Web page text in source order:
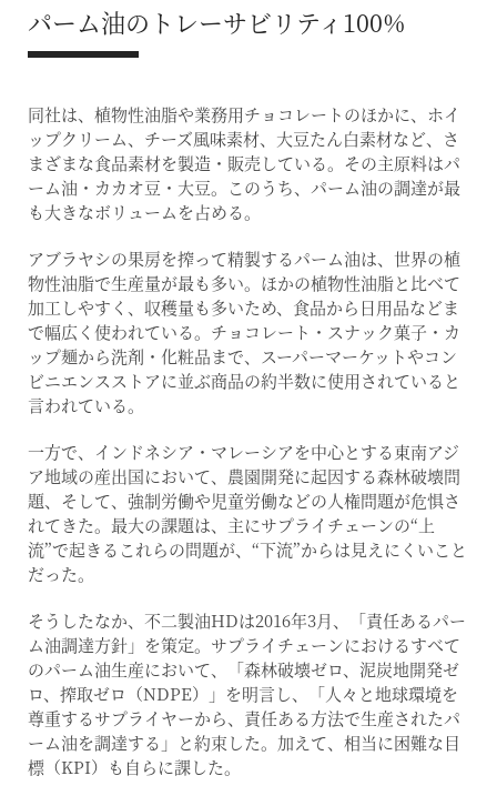
パーム油のトレーサビリティ100%
同社は、植物性油脂や業務⽤チョコレートのほかに、ホイ
ップクリーム、チーズ風味素材、⼤⾖たん⽩素材など、さ
まざまな⾷品素材を製造・販売している。その主原料はパ
ーム油・カカオ豆・⼤⾖。このうち、パーム油の調達が最
も大きなボリュームを占める。
アブラヤシの果房を搾って精製するパーム油は、世界の植
物性油脂で生産量が最も多い。ほかの植物性油脂と比べて
加工しやすく、収穫量も多いため、食品から日用品などま
で幅広く使われている。チョコレート・スナック菓子・カ
ップ麺から洗剤・化粧品まで、スーパーマーケットやコン
ビニエンスストアに並ぶ商品の約半数に使用されていると
言われている。
一方で、インドネシア・マレーシアを中心とする東南アジ
ア地域の産出国において、農園開発に起因する森林破壊問
題、そして、強制労働や児童労働などの人権問題が危惧さ
れてきた。最大の課題は、主にサプライチェーンの“上
流”で起きるこれらの問題が、“下流”からは見えにくいこと
だった。
そうしたなか、不二製油HDは2016年3月、「責任あるパー
ム油調達方針」を策定。サプライチェーンにおけるすべて
のパーム油生産において、「森林破壊ゼロ、泥炭地開発ゼ
ロ、搾取ゼロ（NDPE）」を明言し、「人々と地球環境を
尊重するサプライヤーから、責任ある方法で生産されたパ
ーム油を調達する」と約束した。加えて、相当に困難な目
標（KPI）も自らに課した。